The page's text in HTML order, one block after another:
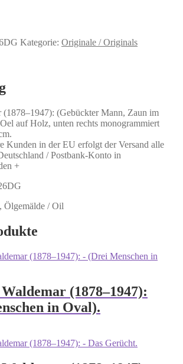
Kategorie: Originale / Originals
(Gebückter Mann, Zaun im
auf Holz, unten rechts monogrammiert
Kunden in der EU erfolgt der Versand alle
/ Postbank-Konto in
+
Ölgemälde / Oil
(1878–1947):
in Oval).